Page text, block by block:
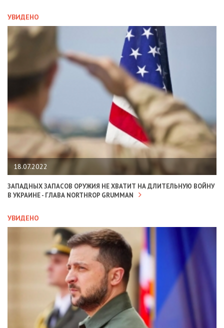
УВИДЕНО
18.07.2022
ЗАПАДНЫХ ЗАПАСОВ ОРУЖИЯ НЕ ХВАТИТ НА ДЛИТЕЛЬНУЮ ВОЙНУ
В УКРАИНЕ - ГЛАВА NORTHROP GRUMMAN
УВИДЕНО